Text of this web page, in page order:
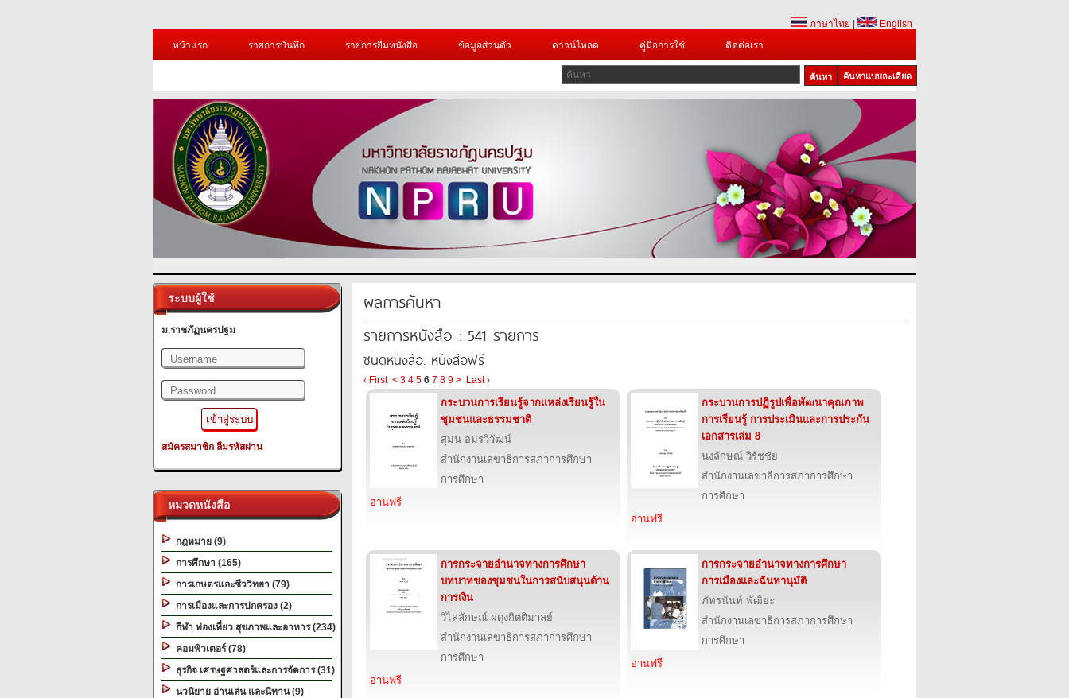
ภาษาไทย
English
หน้าแรก
รายการบันทึก รายการยืมหนังสือ ข้อมูลส่วนตัว ดาวน์โหลด คู่มือการใช้ ติดต่อเรา
ค้นหาแบบละเอียด
ระบบผู้ใช้
ม.ราชภัฏนครปฐม
สมัครสมาชิก ลืมรหัสผ่าน
หมวดหนังสือ
กฎหมาย (9)
การศึกษา (165)
การเกษตรและชีววิทยา (79)
การเมืองและการปกครอง (2)
กีฬา ท่องเที่ยว สุขภาพและอาหาร (234)
คอมพิวเตอร์ (78)
ธุรกิจ เศรษฐศาสตร์และการจัดการ (31)
นวนิยาย อ่านเล่น และนิทาน (9)
ผลการค้นหา
รายการหนังสือ : 541 รายการ
ชนิดหนังสือ: หนังสือฟรี
‹ First < 3 4 5 6 7 8 9 > Last ›
กระบวนการเรียนรู้จากแหล่งเรียนรู้ใน
ชุมชนและธรรมชาติ
สุมน อมรวิวัฒน์
สำนักงานเลขาธิการสภาการศึกษา
การศึกษา
อ่านฟรี
กระบวนการปฏิรูปเพื่อพัฒนาคุณภาพ
การเรียนรู้ การประเมินและการประกัน
เอกสารเล่ม 8
นงลักษณ์ วิรัชชัย
สำนักงานเลขาธิการสภาการศึกษา
การศึกษา
อ่านฟรี
การกระจายอำนาจทางการศึกษา
บทบาทของชุมชนในการสนับสนุนด้าน
การเงิน
วิไลลักษณ์ ผดุงกิตติมาลย์
สำนักงานเลขาธิการสภาการศึกษา
การศึกษา
อ่านฟรี
การกระจายอำนาจทางการศึกษา
การเมืองและฉันทานุมัติ
ภัทรนันท์ พัฒิยะ
สำนักงานเลขาธิการสภาการศึกษา
การศึกษา
อ่านฟรี